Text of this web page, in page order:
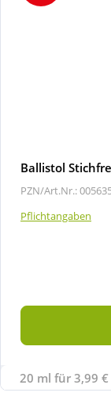
Ballistol
PZN/Art.Nr.:
Pflichtangaben
20 ml für 3,99 €